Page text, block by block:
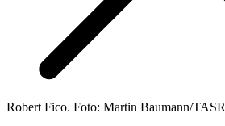
Robert Fico. Foto: Martin Baumann/TASR